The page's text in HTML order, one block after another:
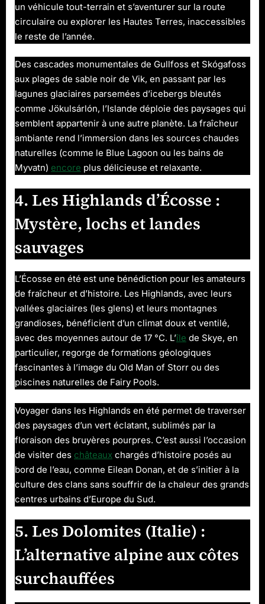
un véhicule tout-terrain et s’aventurer sur la route
circulaire ou explorer les Hautes Terres, inaccessibles
le reste de l’année.
Des cascades monumentales de Gullfoss et Skógafoss
aux plages de sable noir de Vik, en passant par les
lagunes glaciaires parsemées d’icebergs bleutés
comme Jökulsárlón, l’Islande déploie des paysages qui
semblent appartenir à une autre planète. La fraîcheur
ambiante rend l’immersion dans les sources chaudes
naturelles (comme le Blue Lagoon ou les bains de
Myvatn) encore plus délicieuse et relaxante.
4. Les Highlands d’Écosse :
Mystère, lochs et landes
sauvages
L’Écosse en été est une bénédiction pour les amateurs
de fraîcheur et d’histoire. Les Highlands, avec leurs
vallées glaciaires (les glens) et leurs montagnes
grandioses, bénéficient d’un climat doux et ventilé,
avec des moyennes autour de 17 °C. L’île de Skye, en
particulier, regorge de formations géologiques
fascinantes à l’image du Old Man of Storr ou des
piscines naturelles de Fairy Pools.
Voyager dans les Highlands en été permet de traverser
des paysages d’un vert éclatant, sublimés par la
floraison des bruyères pourpres. C’est aussi l’occasion
de visiter des châteaux chargés d’histoire posés au
bord de l’eau, comme Eilean Donan, et de s’initier à la
culture des clans sans souffrir de la chaleur des grands
centres urbains d’Europe du Sud.
5. Les Dolomites (Italie) :
L’alternative alpine aux côtes
surchauffées